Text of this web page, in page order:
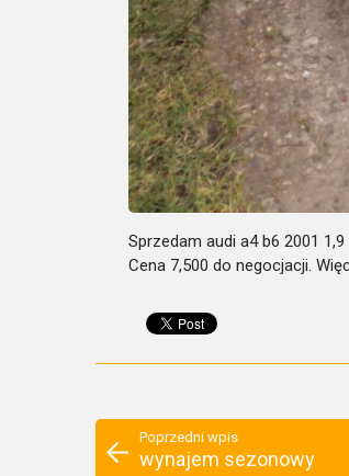
Sprzedam audi a4 b6 2001
Cena 7,500 do negocjacji.
Poprzedni wpis
wynajem sezonowy